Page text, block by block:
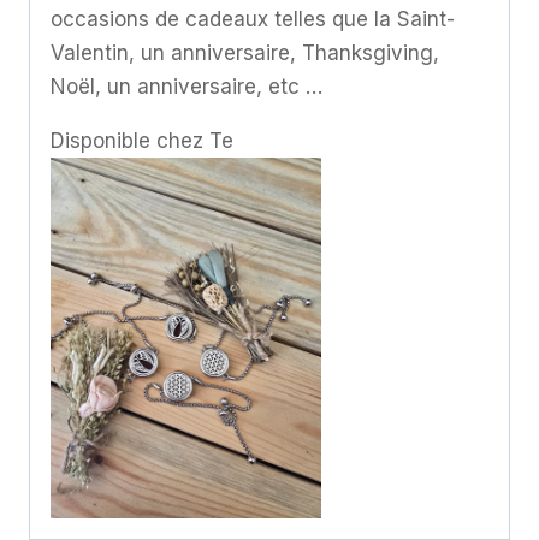
occasions de cadeaux telles que la Saint-
Valentin, un anniversaire, Thanksgiving,
Noël, un anniversaire, etc …
Disponible chez Te